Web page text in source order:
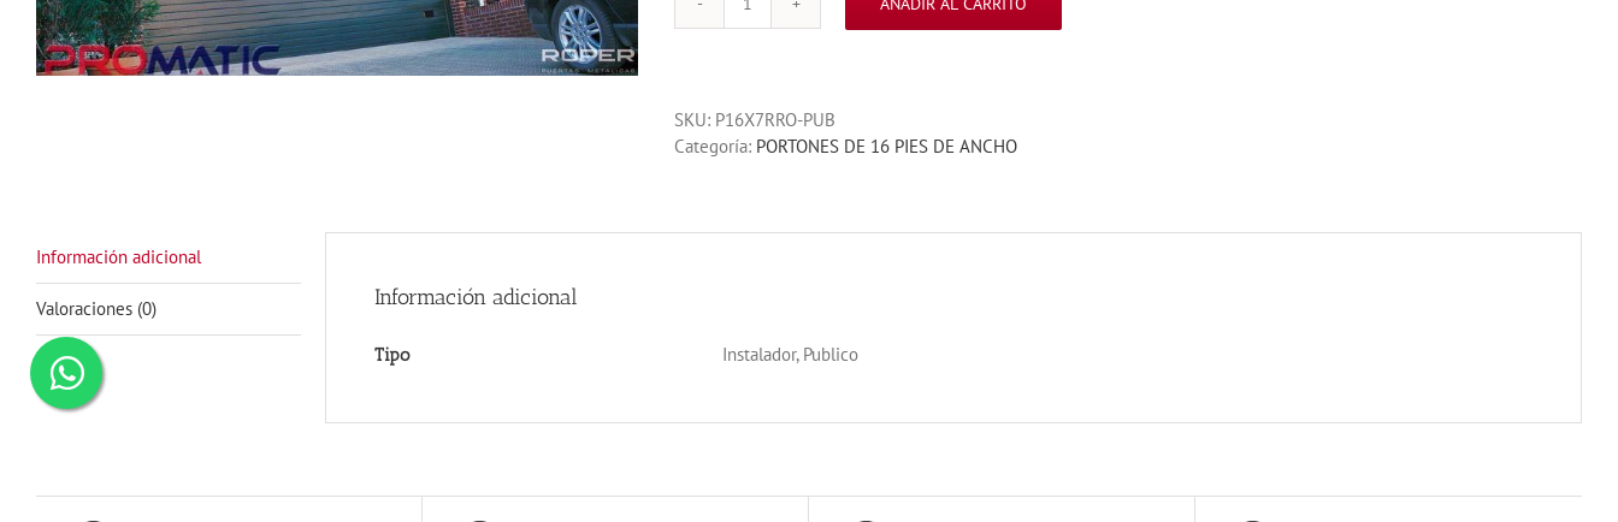
PORTON
ROBLE
OSCURO
SKU: P16X7RRO-PUB
Categoría: PORTONES DE 16 PIES DE ANCHO
Información adicional
Valoraciones (0) Información adicional
Tipo Instalador, Publico